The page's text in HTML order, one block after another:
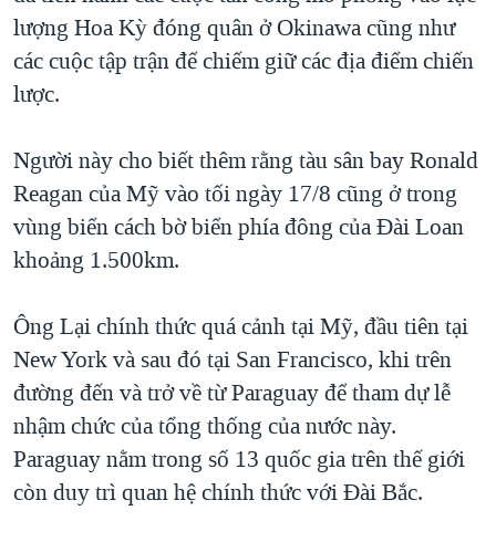
lượng Hoa Kỳ đóng quân ở Okinawa cũng như
các cuộc tập trận để chiếm giữ các địa điểm chiến
lược.
Người này cho biết thêm rằng tàu sân bay Ronald
Reagan của Mỹ vào tối ngày 17/8 cũng ở trong
vùng biển cách bờ biển phía đông của Đài Loan
khoảng 1.500km.
Ông Lại chính thức quá cảnh tại Mỹ, đầu tiên tại
New York và sau đó tại San Francisco, khi trên
đường đến và trở về từ Paraguay để tham dự lễ
nhậm chức của tổng thống của nước này.
Paraguay nằm trong số 13 quốc gia trên thế giới
còn duy trì quan hệ chính thức với Đài Bắc.